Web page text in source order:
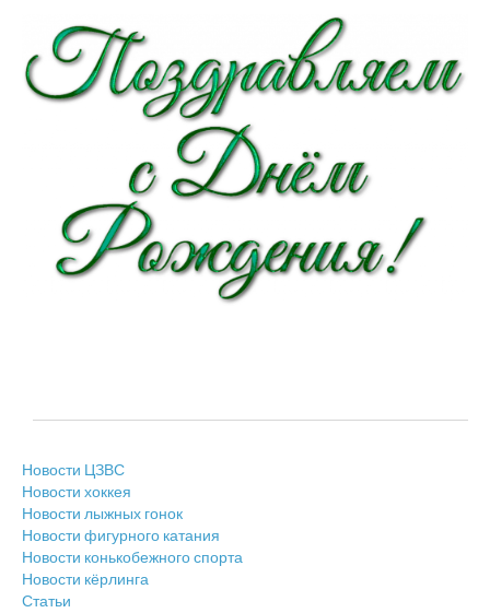
Новости ЦЗВС
Новости хоккея
Новости лыжных гонок
Новости фигурного катания
Новости конькобежного спорта
Новости кёрлинга
Статьи